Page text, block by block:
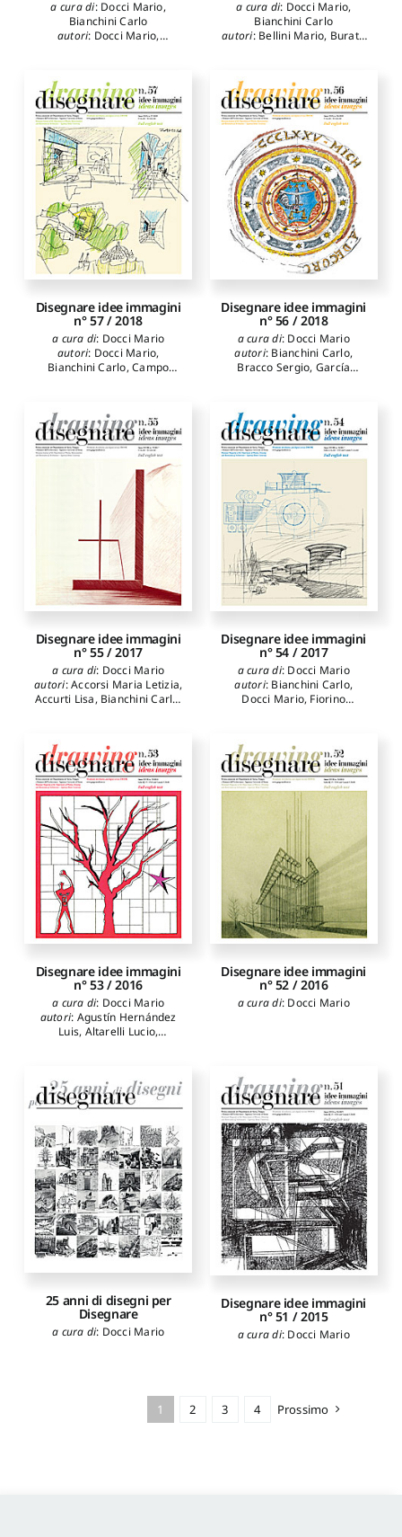
a cura di: Docci Mario,
Bianchini Carlo
autori: Docci Mario,
Bueno Antonio García
Granados Karina Medina
,
Romor Jessica,Bagnolo
Vincenzo,Pirinu Andrea
Empler Tommaso
Calvano
Michele, Caldarone Adriana,
Attenni Martina,Griffo
Marika,Inglese Carlo,
Ippolito Alfonso
a cura di: Docci Mario,
Bianchini Carlo
autori: Bellini Mario, Buratti
Emanuela
Antonella,Dameri Annalisa
Càndito Cristina,Ballester
Bordes María José ,Bosch
Roig Luis,Bosch Reig
Ignacio
Disegnare idee immagini
n° 57 / 2018
a cura di: Docci Mario
autori: Docci Mario,
Bianchini Carlo,Campo
Navarro Pilar ,
Fasolo Marco,Migliari
Riccardo,Lambertucci
Filippo,Parrinello Sandro
De Marco Raffaella,Bernal
López-Sanvicente Amparo
Camarero Julián Ignacio
Disegnare idee immagini
n° 56 / 2018
a cura di: Docci Mario
autori: Bianchini Carlo,
Bracco Sergio, García
Fernández Martín Juan José
San José Alonso Jesús
Ignacio,Frommel Sabine,
Gaiani Marco,Garagnani
Amato Anna Rita
Donatella,Baglioni
Leonardo,Migliari Riccardo
Bistagnino Enrica ,Montes
Serrano Carlos ,García-
Gutiérrez Mosteiro Javier
Mezzino Davide,Bernardi
Ilaria,Soto Aguirre Álvaro
Disegnare idee immagini
n° 55 / 2017
a cura di: Docci Mario
autori:Accorsi Maria Letizia,
Accurti Lisa, Bianchini Carlo,
Eduardo
Carnevali Laura
Docci Mario,Galván
Desvaux Noelia,Inglese
Carlo ,Ippoliti Elena,
Lanfranchi Fabio,Martínez
Mindeguía Francisco,
Muscogiuri Marco,Paris
Leonardo,Rodríguez Marta
Alonso,Rossi Adriana,
Trentani Martina,Zermani
Paolo
Disegnare idee immagini
n° 54 / 2017
a cura di: Docci Mario
autori: Bianchini Carlo,
Docci Mario, Fiorino
Granado-Castro Gabriel
Grijalba Bengoetxea
Alberto,Kirilova Kirova
Tatiana,Mariotti Roberto
Martín-Pastor Andrés
Pagliano Alessandra
Parrinello Sandro
Disegnare idee immagini
n° 53 / 2016
a cura di: Docci Mario
autori: Agustín Hernández
Luis, Altarelli Lucio,
Ignacio,Cabodevilla-Artieda
Ignacio,Della Corte Teresa
Riccardo,Gaiani Marco,
Grau Fernandez Marta,
Martínez Mindeguía
Francisco,Saggio Antonino,
Stancato Gabriele,Vallespín
Muniesa Aurelio
Disegnare idee immagini
n° 52 / 2016
a cura di: Docci Mario
25 anni di disegni per
Disegnare
a cura di: Docci Mario
Disegnare idee immagini
n° 51 / 2015
a cura di: Docci Mario
1 2 3 4 Prossimo